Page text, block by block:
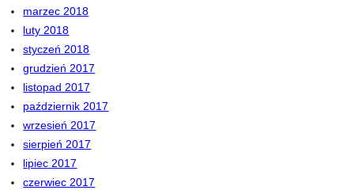
marzec 2018
luty 2018
styczeń 2018
grudzień 2017
listopad 2017
październik 2017
wrzesień 2017
sierpień 2017
lipiec 2017
czerwiec 2017